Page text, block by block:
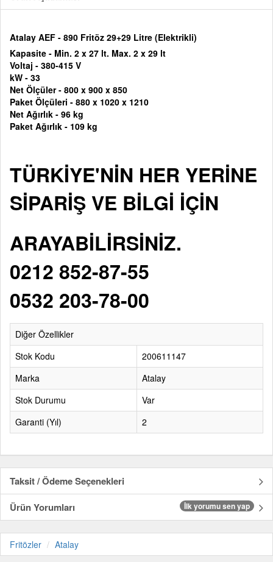
Atalay AEF - 890 Fritöz 29+29 Litre (Elektrikli)
Kapasite - Min. 2 x 27 lt. Max. 2 x 29 lt
Voltaj - 380-415 V
kW - 33
Net Ölçüler - 800 x 900 x 850
Paket Ölçüleri - 880 x 1020 x 1210
Net Ağırlık - 96 kg
Paket Ağırlık - 109 kg
TÜRKİYE'NİN HER YERİNE
SİPARİŞ VE BİLGİ İÇİN
ARAYABİLİRSİNİZ.
0212 852-87-55
0532 203-78-00
Diğer Özellikler
Stok Kodu
200611147
Marka
Atalay
Stok Durumu
Var
Garanti (Yıl)
2
Taksit / Ödeme Seçenekleri
Ürün Yorumları
İlk yorumu sen yap
Fritözler Atalay